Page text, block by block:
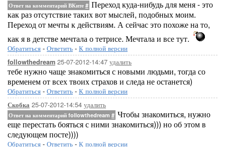
Ответ на комментарий ВКите # Переход куда-нибудь для меня - это
как раз отсутствие таких вот мыслей, подобных моим.
Переход от мечты к действиям. А сейчас это похоже на то,
как я в детстве мечтала о тетрисе. Мечтала и все тут.
Обратиться - Ответить - К полной версии
followthedream 25-07-2012-14:47 удалить
тебе нужно чаще знакомиться с новыми людьми, тогда со
временем от всех твоих страхов и следа не останется)
Обратиться - Ответить - К полной версии
Скобка 25-07-2012-14:54 удалить
Ответ на комментарий followthedream # Чтобы знакомиться, нужно
еще перестать бояться с ними знакомиться))) но об этом в
следующем посте))))
Обратиться - Ответить - К полной версии